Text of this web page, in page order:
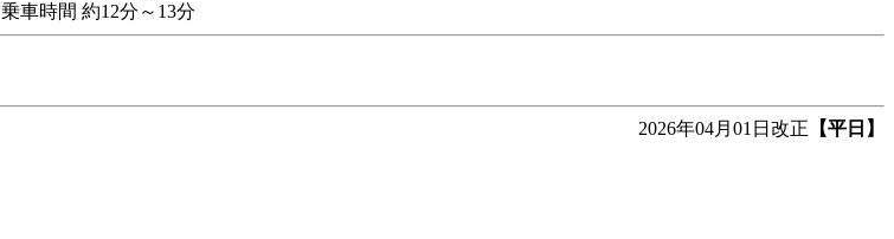
乗車時間 約12分～13分
2026年04月01日改正 【平日】